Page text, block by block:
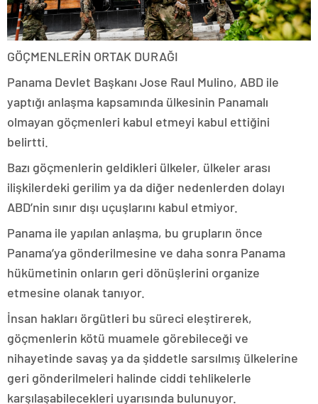
GÖÇMENLERİN ORTAK DURAĞI
Panama Devlet Başkanı Jose Raul Mulino, ABD ile
yaptığı anlaşma kapsamında ülkesinin Panamalı
olmayan göçmenleri kabul etmeyi kabul ettiğini
belirtti.
Bazı göçmenlerin geldikleri ülkeler, ülkeler arası
ilişkilerdeki gerilim ya da diğer nedenlerden dolayı
ABD’nin sınır dışı uçuşlarını kabul etmiyor.
Panama ile yapılan anlaşma, bu grupların önce
Panama’ya gönderilmesine ve daha sonra Panama
hükümetinin onların geri dönüşlerini organize
etmesine olanak tanıyor.
İnsan hakları örgütleri bu süreci eleştirerek,
göçmenlerin kötü muamele görebileceği ve
nihayetinde savaş ya da şiddetle sarsılmış ülkelerine
geri gönderilmeleri halinde ciddi tehlikelerle
karşılaşabilecekleri uyarısında bulunuyor.